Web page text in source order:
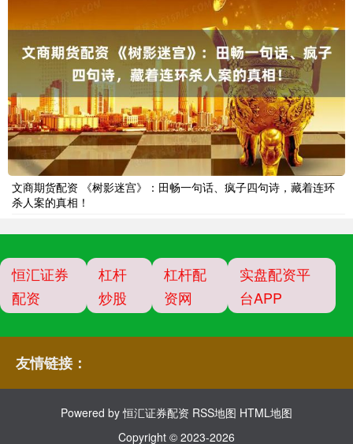
文商期货配资 《树影迷宫》：田畅一句话、疯子四句诗，藏着连环
杀人案的真相！
恒汇证券
配资
杠杆
炒股
杠杆配
资网
实盘配资平
台APP
友情链接：
Powered by恒汇证券配资 RSS地图 HTML地图
Copyright © 2023-2026